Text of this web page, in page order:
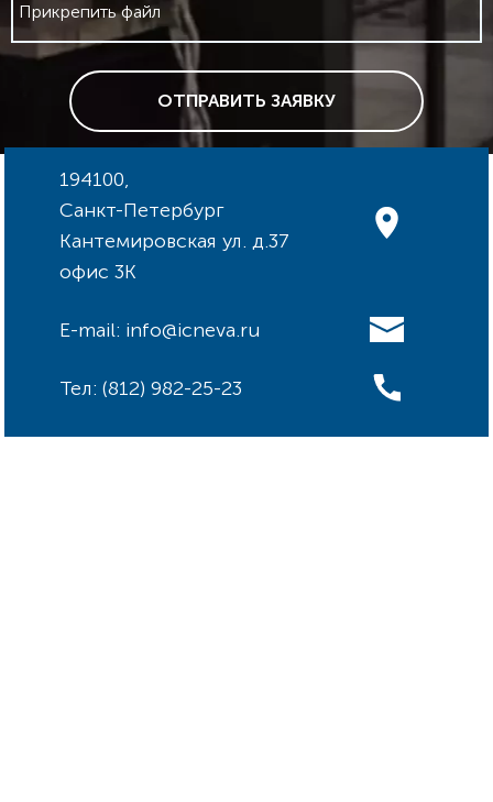
Прикрепить файл
ОТПРАВИТЬ ЗАЯВКУ
194100,
Санкт-Петербург
Кантемировская ул. д.37
офис 3К
E-mail: info@icneva.ru
Тел: (812) 982-25-23